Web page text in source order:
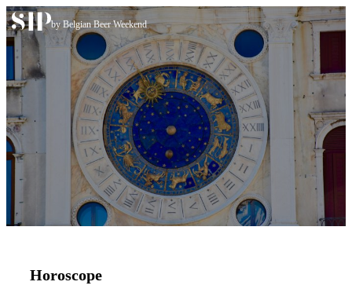
Skip to content
by Belgian Beer Weekend
Horoscope